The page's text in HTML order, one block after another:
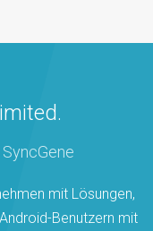
mit Lösungen,
Benutzern mit